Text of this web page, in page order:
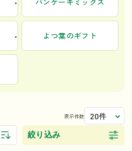
パンケーキミックス
よつ葉のギフト
表示件数 20件
絞り込み